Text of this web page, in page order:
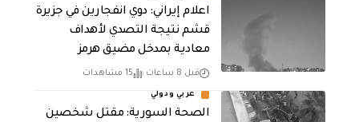
اعلام إيراني: دوي انفجارين في جزيرة
قشم نتيجة التصدي لأهداف
معادية بمدخل مضيق هرمز
قبل 8 ساعات 15 مشاهدات
عربي ودولي
الصحة السورية: مقتل شخصين